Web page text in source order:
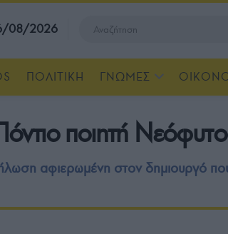
08/2026
ΠΟΛΙΤΙΚΗ ΓΝΩΜΕΣ
ποιητή
αφιερωμένη στον δημιουργό